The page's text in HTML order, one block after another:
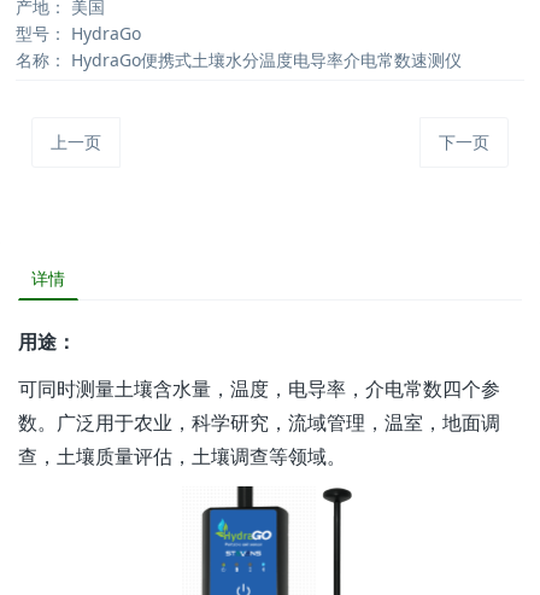
产地： 美国
型号： HydraGo
名称： HydraGo便携式土壤水分温度电导率介电常数速测仪
上一页 下一页
详情
用途：
可同时测量土壤含水量，温度，电导率，介电常数四个参
数。广泛用于农业，科学研究，流域管理，温室，地面调
查，土壤质量评估，土壤调查等领域。